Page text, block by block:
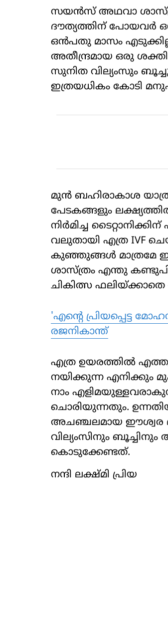
സയൻസ് അഥവാ
ദൗത്യത്തിന് പോയവർ
ഒൻപതു മാസം
അതീന്ദ്രമായ ഒരു
സുനിത വില്യംസും
ഇത്രയധികം കോടി
മുൻ ബഹിരാകാശ
പേടകങ്ങളും
നിർമിച്ച
വലുതായി എത്ര IVF
കുഞ്ഞുങ്ങൾ മാത്രമേ
ശാസ്ത്രം എന്തു
ചികിത്സ ഫലിയ്ക്കാതെ
'എന്റെ പ്രിയപ്പെട്ട
രജനികാന്ത്
എത്ര ഉയരത്തിൽ
നയിക്കുന്ന എനിക്കും
നാം
ചൊരിയുന്നതും.
അചഞ്ചലമായ ഈശ്വര
വില്യംസിനും
കൊടുക്കേണ്ടത്.
നന്ദി ലക്ഷ്മി പ്രിയ